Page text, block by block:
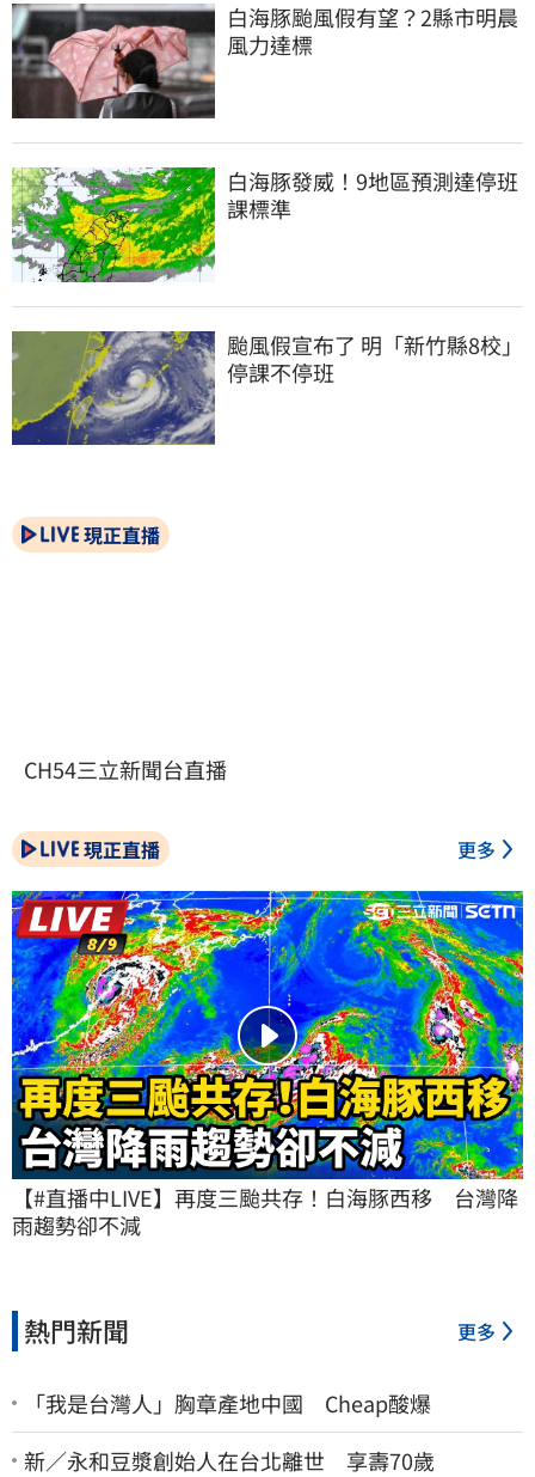
白海豚颱風假有望？2縣市明晨
風力達標
白海豚發威！9地區預測達停班
課標準
颱風假宣布了 明「新竹縣8校」
停課不停班
現正直播
CH54三立新聞台直播
現正直播 更多
【#直播中LIVE】再度三颱共存！白海豚西移　台灣降
雨趨勢卻不減
熱門新聞 更多
「我是台灣人」胸章產地中國 Cheap酸爆
新／永和豆漿創始人在台北離世 享壽70歲